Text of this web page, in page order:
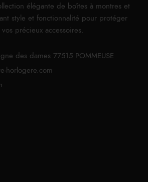
élégante de boîtes à montres et
style et fonctionnalité pour protéger
précieux accessoires.
des dames 77515 POMMEUSE
horlogere.com